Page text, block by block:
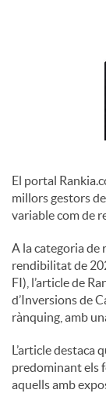
l
s
El portal
millors gestors
variable com de
A la categoria de
rendibilitat de
FI), l’article de
d’Inversions de
rànquing, amb
L’article destaca
predominant els
aquells amb